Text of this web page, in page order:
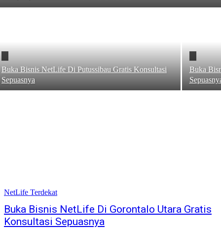
Buka Bisnis NetLife Di Putussibau Gratis Konsultasi
Sepuasnya
Buka
NetLife Terdekat
Buka Bisnis NetLife Di Gorontalo Utara Gratis
Konsultasi Sepuasnya